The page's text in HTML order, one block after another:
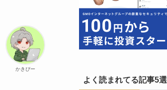
かきぴー
よく読まれてる記事5選